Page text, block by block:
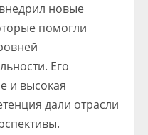
новые
помогли
Его
и высокая
дали отрасли